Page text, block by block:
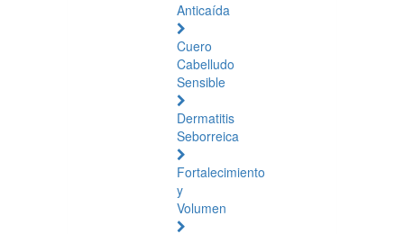
Anticaída
Cuero
Cabelludo
Sensible
Dermatitis
Seborreica
Fortalecimiento
y
Volumen